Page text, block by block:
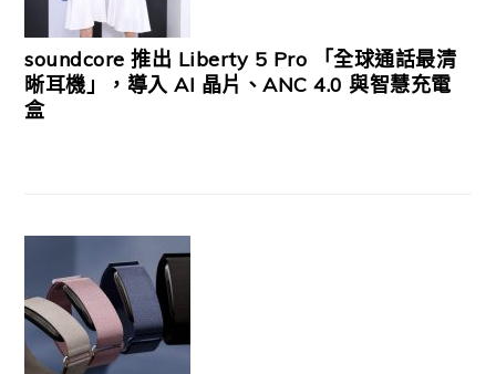
soundcore 推出 Liberty 5 Pro 「全球通話最清
晰耳機」，導入 AI 晶片、ANC 4.0 與智慧充電
盒